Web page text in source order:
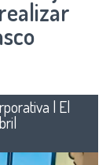
| El